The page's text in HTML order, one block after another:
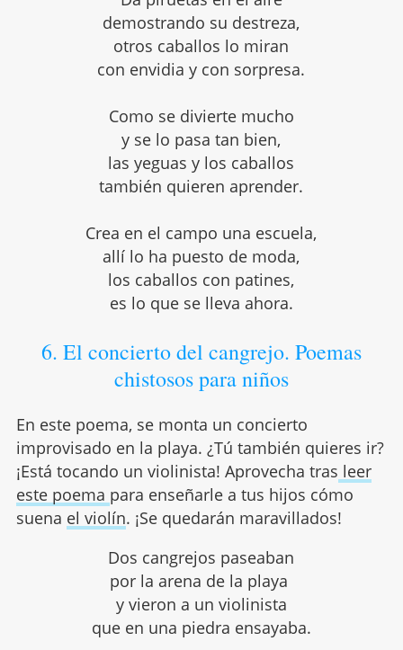
demostrando su destreza,
otros caballos lo miran
con envidia y con sorpresa.
Como se divierte mucho
y se lo pasa tan bien,
las yeguas y los caballos
también quieren aprender.
Crea en el campo una escuela,
allí lo ha puesto de moda,
los caballos con patines,
es lo que se lleva ahora.
6. El concierto del cangrejo. Poemas
chistosos para niños
En este poema, se monta un concierto
improvisado en la playa. ¿Tú también quieres ir?
¡Está tocando un violinista! Aprovecha tras leer
este poema para enseñarle a tus hijos cómo
suena el violín. ¡Se quedarán maravillados!
Dos cangrejos paseaban
por la arena de la playa
y vieron a un violinista
que en una piedra ensayaba.